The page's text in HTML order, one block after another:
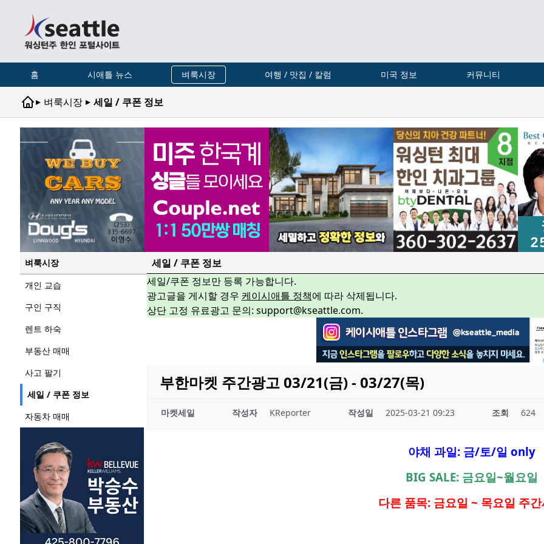
홈 시애틀 뉴스 벼룩시장 여행 / 맛집 / 칼럼 미국 정보 커뮤니티
▸ 벼룩시장 ▸ 세일 / 쿠폰 정보
벼룩시장
개인 교습
구인 구직
렌트 하숙
부동산 매매
사고 팔기
세일 / 쿠폰 정보
자동차 매매
세일 / 쿠폰 정보
세일/쿠폰 정보만 등록 가능합니다.
광고글을 게시할 경우 케이시애틀 정책에 따라 삭제됩니다.
상단 고정 유료광고 문의: support@kseattle.com.
부한마켓 주간광고 03/21(금) - 03/27(목)
마켓세일 작성자 KReporter 작성일 2025-03-21 09:23 조회 624
야채 과일: 금/토/일 only
BIG SALE: 금요일~월요일
다른 품목: 금요일 ~ 목요일 주